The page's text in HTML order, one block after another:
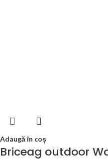
Adaugă în coș
Briceag outdoor